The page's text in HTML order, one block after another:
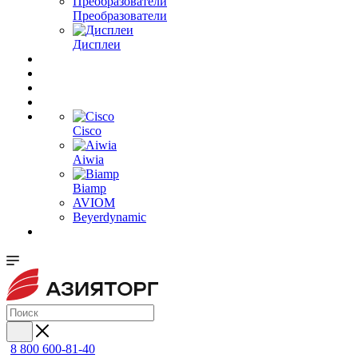
Преобразователи
Дисплеи
Cisco
Aiwia
Biamp
AVIOM
Beyerdynamic
8 800 600-81-40